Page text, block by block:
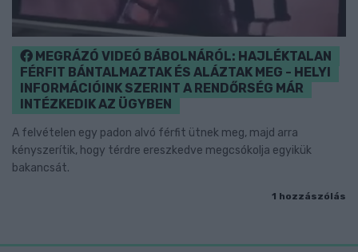
MEGRÁZÓ VIDEÓ BÁBOLNÁRÓL: HAJLÉKTALAN
FÉRFIT BÁNTALMAZTAK ÉS ALÁZTAK MEG - HELYI
INFORMÁCIÓINK SZERINT A RENDŐRSÉG MÁR
INTÉZKEDIK AZ ÜGYBEN
A felvételen egy padon alvó férfit ütnek meg, majd arra
kényszerítik, hogy térdre ereszkedve megcsókolja egyikük
bakancsát.
1 hozzászólás